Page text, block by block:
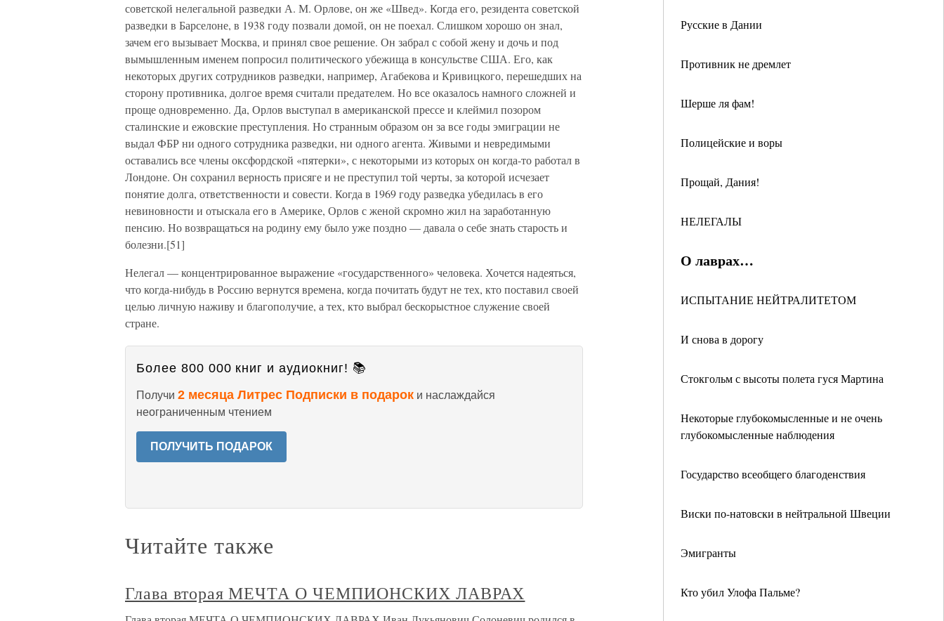
Русские в Дании
Противник не дремлет
Шерше ля фам!
Полицейские и воры
Прощай, Дания!
НЕЛЕГАЛЫ
О лаврах…
ИСПЫТАНИЕ НЕЙТРАЛИТЕТОМ
И снова в дорогу
Стокгольм с высоты полета гуся Мартина
Некоторые глубокомысленные и не очень
глубокомысленные наблюдения
Государство всеобщего благоденствия
Виски по-натовски в нейтральной Швеции
Эмигранты
Кто убил Улофа Пальме?
советской нелегальной разведки А. М. Орлове, он же «Швед». Когда его, резидента советской
разведки в Барселоне, в 1938 году позвали домой, он не поехал. Слишком хорошо он знал,
зачем его вызывает Москва, и принял свое решение. Он забрал с собой жену и дочь и под
вымышленным именем попросил политического убежища в консульстве США. Его, как
некоторых других сотрудников разведки, например, Агабекова и Кривицкого, перешедших на
сторону противника, долгое время считали предателем. Но все оказалось намного сложней и
проще одновременно. Да, Орлов выступал в американской прессе и клеймил позором
сталинские и ежовские преступления. Но странным образом он за все годы эмиграции не
выдал ФБР ни одного сотрудника разведки, ни одного агента. Живыми и невредимыми
оставались все члены оксфордской «пятерки», с некоторыми из которых он когда-то работал в
Лондоне. Он сохранил верность присяге и не преступил той черты, за которой исчезает
понятие долга, ответственности и совести. Когда в 1969 году разведка убедилась в его
невиновности и отыскала его в Америке, Орлов с женой скромно жил на заработанную
пенсию. Но возвращаться на родину ему было уже поздно — давала о себе знать старость и
болезни.[51]
Нелегал — концентрированное выражение «государственного» человека. Хочется надеяться,
что когда-нибудь в Россию вернутся времена, когда почитать будут не тех, кто поставил своей
целью личную наживу и благополучие, а тех, кто выбрал бескорыстное служение своей
стране.
Более 800 000 книг и аудиокниг! 📚
Получи 2 месяца Литрес Подписки в подарок и наслаждайся
неограниченным чтением
ПОЛУЧИТЬ ПОДАРОК
Читайте также
Глава вторая МЕЧТА О ЧЕМПИОНСКИХ ЛАВРАХ